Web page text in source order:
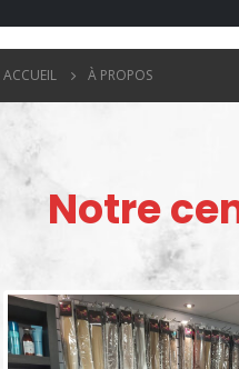
ACCUEIL À PROPOS
Notre